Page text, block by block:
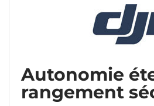
Autonomie
rangement